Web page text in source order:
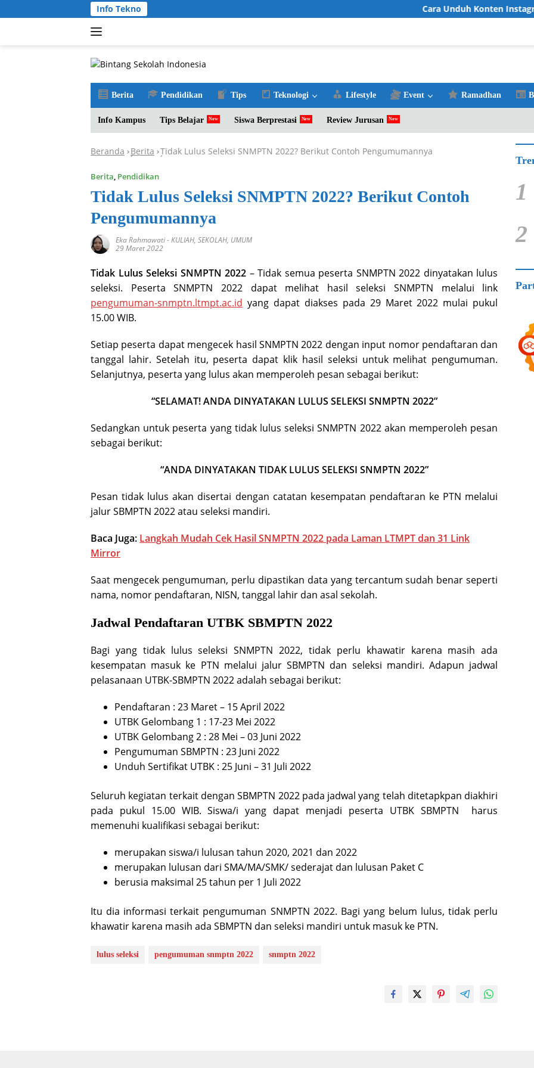
ke
Info Tekno Cara Unduh Konten
Berita Pendidikan Tips Teknologi Lifestyle Event Ramadhan
Info Kampus Tips Belajar Siswa Berprestasi Review Jurusan
Beranda -Berita -Tidak Lulus Seleksi SNMPTN 2022? Berikut Contoh Pengumumannya
Berita, Pendidikan
Tidak Lulus Seleksi SNMPTN 2022? Berikut Contoh
Pengumumannya
Eka Rahmawati-KULIAH, SEKOLAH, UMUM
29 Maret 2022
Tidak Lulus Seleksi SNMPTN 2022 – Tidak semua peserta SNMPTN 2022 dinyatakan lulus
seleksi. Peserta SNMPTN 2022 dapat melihat hasil seleksi SNMPTN melalui link
pengumuman-snmptn.ltmpt.ac.id yang dapat diakses pada 29 Maret 2022 mulai pukul
15.00 WIB.
Setiap peserta dapat mengecek hasil SNMPTN 2022 dengan input nomor pendaftaran dan
tanggal lahir. Setelah itu, peserta dapat klik hasil seleksi untuk melihat pengumuman.
Selanjutnya, peserta yang lulus akan memperoleh pesan sebagai berikut:
“SELAMAT! ANDA DINYATAKAN LULUS SELEKSI SNMPTN 2022”
Sedangkan untuk peserta yang tidak lulus seleksi SNMPTN 2022 akan memperoleh pesan
sebagai berikut:
“ANDA DINYATAKAN TIDAK LULUS SELEKSI SNMPTN 2022”
Pesan tidak lulus akan disertai dengan catatan kesempatan pendaftaran ke PTN melalui
jalur SBMPTN 2022 atau seleksi mandiri.
Baca Juga: Langkah Mudah Cek Hasil SNMPTN 2022 pada Laman LTMPT dan 31 Link
Mirror
Saat mengecek pengumuman, perlu dipastikan data yang tercantum sudah benar seperti
nama, nomor pendaftaran, NISN, tanggal lahir dan asal sekolah.
Jadwal Pendaftaran UTBK SBMPTN 2022
Bagi yang tidak lulus seleksi SNMPTN 2022, tidak perlu khawatir karena masih ada
kesempatan masuk ke PTN melalui jalur SBMPTN dan seleksi mandiri. Adapun jadwal
pelasanaan UTBK-SBMPTN 2022 adalah sebagai berikut:
Pendaftaran : 23 Maret – 15 April 2022
UTBK Gelombang 1 : 17-23 Mei 2022
UTBK Gelombang 2 : 28 Mei – 03 Juni 2022
Pengumuman SBMPTN : 23 Juni 2022
Unduh Sertifikat UTBK : 25 Juni – 31 Juli 2022
Seluruh kegiatan terkait dengan SBMPTN 2022 pada jadwal yang telah ditetapkpan diakhiri
pada pukul 15.00 WIB. Siswa/i yang dapat menjadi peserta UTBK SBMPTN harus
memenuhi kualifikasi sebagai berikut:
merupakan siswa/i lulusan tahun 2020, 2021 dan 2022
merupakan lulusan dari SMA/MA/SMK/ sederajat dan lulusan Paket C
berusia maksimal 25 tahun per 1 Juli 2022
Itu dia informasi terkait pengumuman SNMPTN 2022. Bagi yang belum lulus, tidak perlu
khawatir karena masih ada SBMPTN dan seleksi mandiri untuk masuk ke PTN.
lulus seleksi pengumuman snmptn 2022 snmptn 2022
1
2